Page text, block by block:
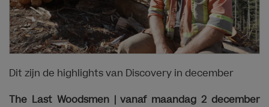
Dit zijn de highlights van Discovery in december
The Last Woodsmen | vanaf maandag 2 december